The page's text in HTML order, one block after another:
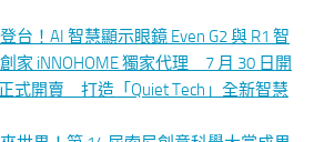
台！AI 智慧顯示眼鏡 Even G2 與 R1 智
家 iNNOHOME 獨家代理 7 月 30 日開
式開賣 打造「Quiet Tech」全新智慧